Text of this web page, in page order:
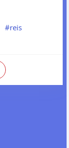
#reis